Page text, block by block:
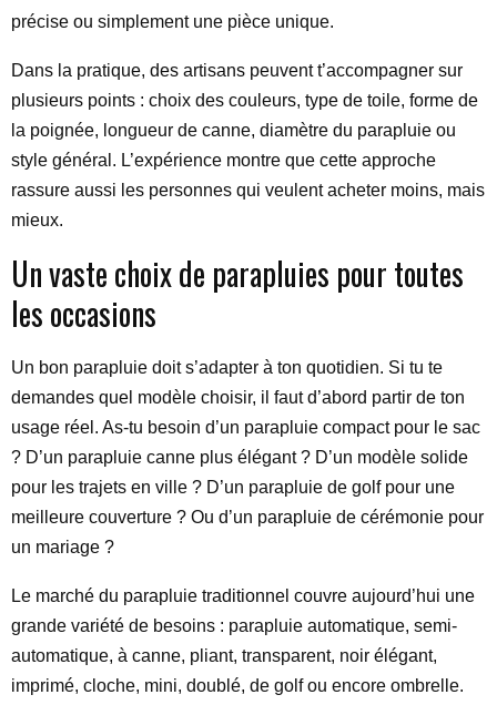
précise ou simplement une pièce unique.
Dans la pratique, des artisans peuvent t’accompagner sur
plusieurs points : choix des couleurs, type de toile, forme de
la poignée, longueur de canne, diamètre du parapluie ou
style général. L’expérience montre que cette approche
rassure aussi les personnes qui veulent acheter moins, mais
mieux.
Un vaste choix de parapluies pour toutes
les occasions
Un bon parapluie doit s’adapter à ton quotidien. Si tu te
demandes quel modèle choisir, il faut d’abord partir de ton
usage réel. As-tu besoin d’un parapluie compact pour le sac
? D’un parapluie canne plus élégant ? D’un modèle solide
pour les trajets en ville ? D’un parapluie de golf pour une
meilleure couverture ? Ou d’un parapluie de cérémonie pour
un mariage ?
Le marché du parapluie traditionnel couvre aujourd’hui une
grande variété de besoins : parapluie automatique, semi-
automatique, à canne, pliant, transparent, noir élégant,
imprimé, cloche, mini, doublé, de golf ou encore ombrelle.